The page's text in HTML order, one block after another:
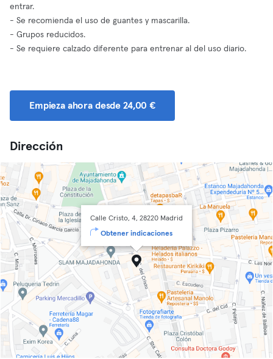
entrar.
- Se recomienda el uso de guantes y mascarilla.
- Grupos reducidos.
- Se requiere calzado diferente para entrenar al del uso diario.
Empieza ahora desde 24,00 €
Dirección
Calle Cristo, 4, 28220 Madrid
Obtener indicaciones